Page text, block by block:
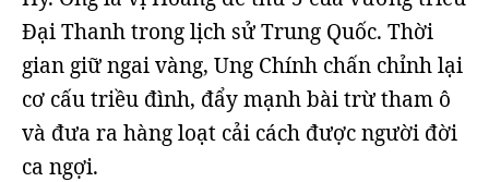
Đại Thanh trong lịch sử Trung Quốc. Thời
gian giữ ngai vàng, Ung Chính chấn chỉnh lại
cơ cấu triều đình, đẩy mạnh bài trừ tham ô
và đưa ra hàng loạt cải cách được người đời
ca ngợi.